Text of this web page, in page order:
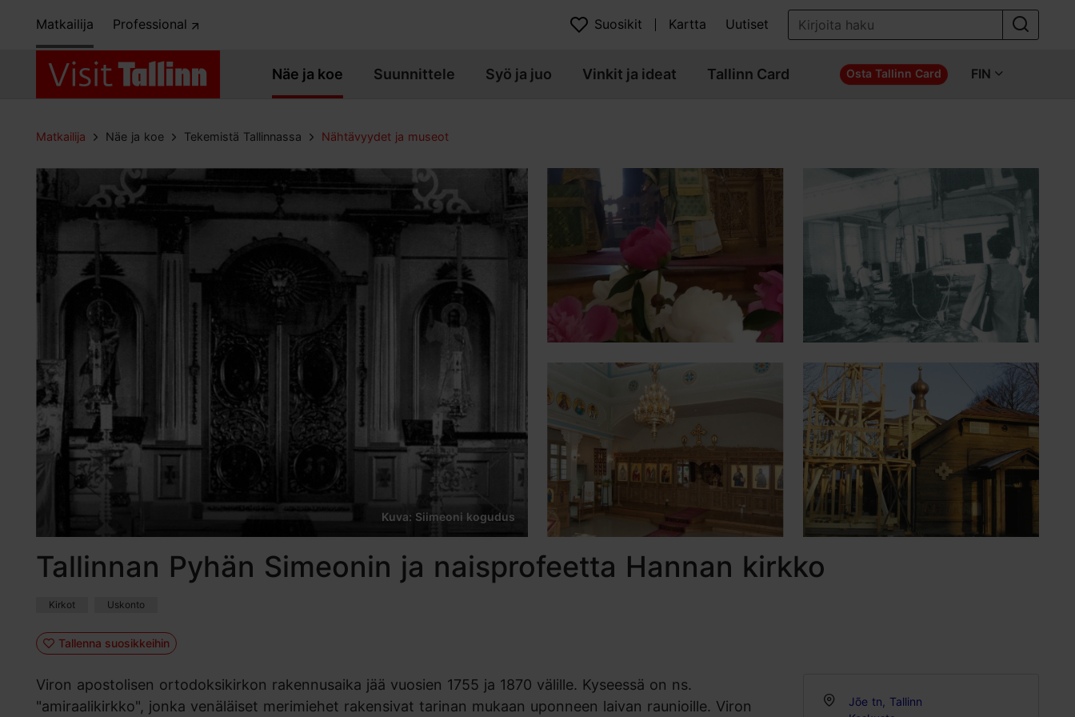
Matkailija Professional Suosikit Kartta Uutiset
Näe ja koe Suunnittele Syö ja juo Vinkit ja ideat Tallinn Card Osta Tallinn Card FIN
Matkailija Näe ja koe Tekemistä Tallinnassa Nähtävyydet ja museot
Kuva: Siimeoni kogudus
Tallinnan Pyhän Simeonin ja naisprofeetta Hannan kirkko
Kirkot Uskonto
Tallenna suosikkeihin
Viron apostolisen ortodoksikirkon rakennusaika jää vuosien 1755 ja 1870 välille. Kyseessä on ns.
"amiraalikirkko", jonka venäläiset merimiehet rakensivat tarinan mukaan uponneen laivan raunioille. Viron
Jõe tn, Tallinn